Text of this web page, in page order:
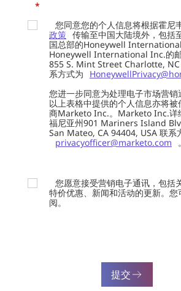
*
您同意您的个人信息将根据霍尼
政策 传输至中国大陆境外，包括
国总部的Honeywell International
Honeywell International Inc.的
855 S. Mint Street Charlotte, NC
系方式为
您进一步同意为处理电子市场营
以上表格中提供的个人信息亦将
商Marketo Inc.。Marketo Inc.详
福尼亚州901 Mariners Island
San Mateo, CA 94404, USA 联系
privacyofficer@marketo.com
。
您愿意接受营销电子通讯，包括
特价优惠、新闻和活动的更新。
阅。
提交